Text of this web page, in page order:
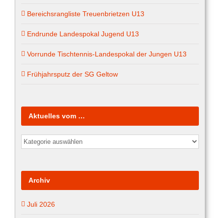
Bereichsrangliste Treuenbrietzen U13
Endrunde Landespokal Jugend U13
Vorrunde Tischtennis-Landespokal der Jungen U13
Frühjahrsputz der SG Geltow
Aktuelles vom …
Aktuelles
vom
Archiv
Juli 2026